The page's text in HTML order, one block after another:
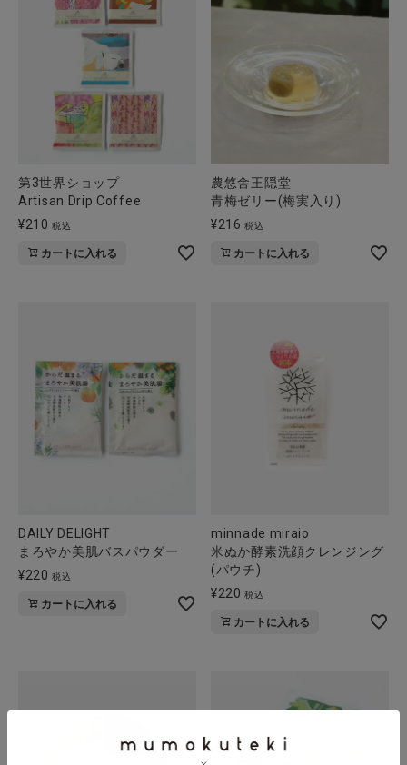
第3世界ショップ
Artisan Drip Coffee
¥210 税込
カートに入れる
農悠舎王隠堂
青梅ゼリー(梅実入り)
¥216 税込
カートに入れる
DAILY DELIGHT
まろやか美肌バスパウダー
¥220 税込
カートに入れる
minnade miraio
米ぬか酵素洗顔クレンジング
(パウチ)
¥220 税込
カートに入れる